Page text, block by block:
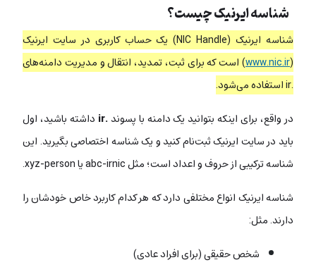
شناسه ایرنیک چیست؟
شناسه ایرنیک (NIC Handle) یک حساب کاربری در سایت ایرنیک
(
www.nic.ir) است که برای ثبت، تمدید، انتقال و مدیریت دامنه‌های
.ir استفاده می‌شود.
در واقع، برای اینکه بتوانید یک دامنه با پسوند .ir داشته باشید، اول
باید در سایت ایرنیک ثبت‌نام کنید و یک شناسه اختصاصی بگیرید. این
شناسه ترکیبی از حروف و اعداد است؛ مثل abc-irnic یا xyz-person.
شناسه ایرنیک انواع مختلفی دارد که هر کدام کاربرد خاص خودشان را
دارند. مثل:
شخص حقیقی (برای افراد عادی)